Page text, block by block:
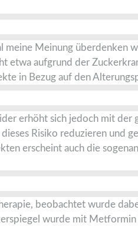
meine Meinung überdenken
etwa aufgrund der
in Bezug auf den
erhöht sich jedoch mit der
Risiko reduzieren und
erscheint auch die
beobachtet wurde
wurde mit